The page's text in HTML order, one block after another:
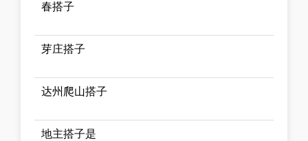
春搭子
芽庄搭子
达州爬山搭子
地主搭子是